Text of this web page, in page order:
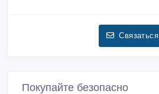
Связаться
Покупайте безопасно